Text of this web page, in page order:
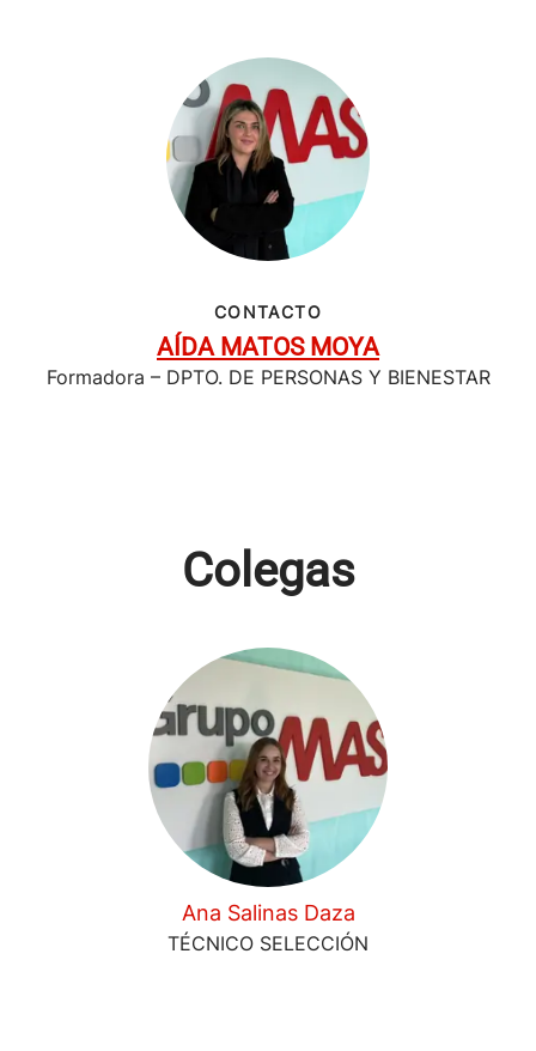
CONTACTO
AÍDA MATOS MOYA
Formadora – DPTO. DE PERSONAS Y BIENESTAR
Colegas
Ana Salinas Daza
TÉCNICO SELECCIÓN